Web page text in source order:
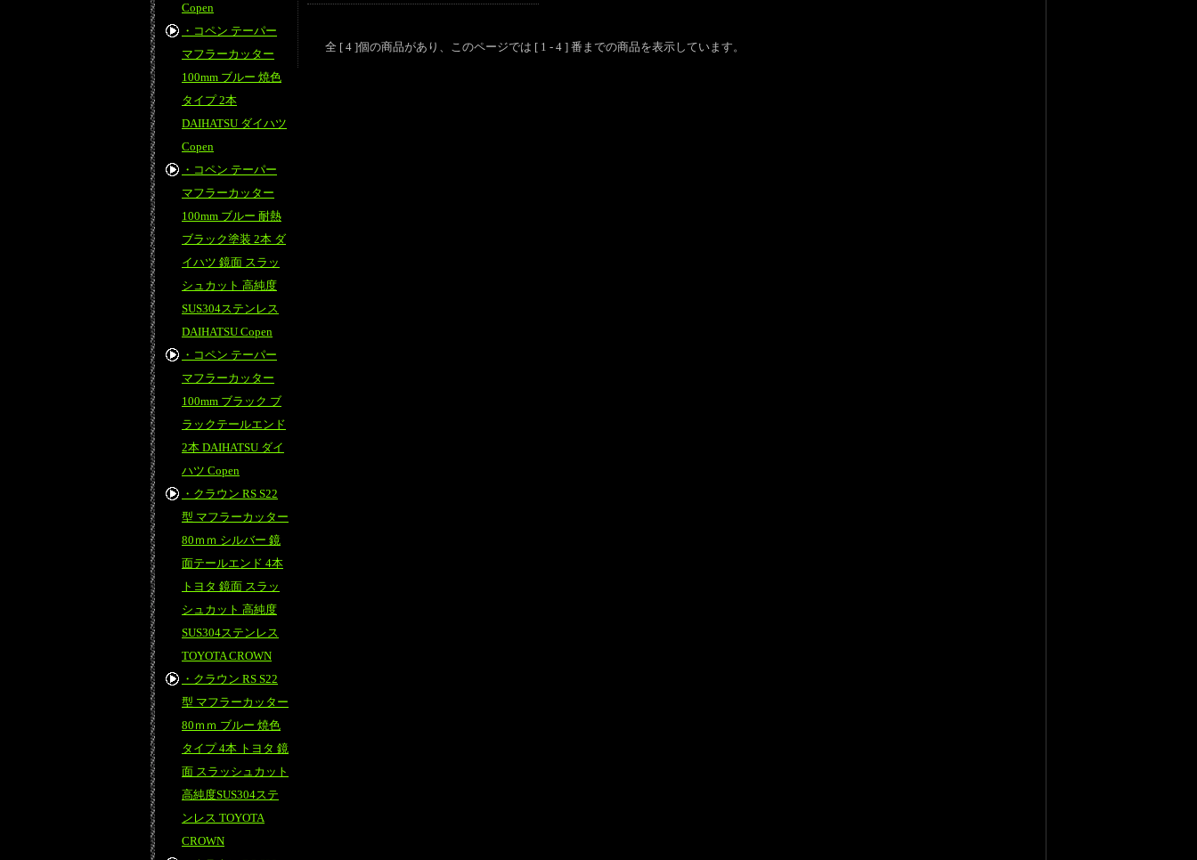
Copen
・コペン テーパー
マフラーカッター
100mm ブルー 焼色
タイプ 2本
DAIHATSU ダイハツ
Copen
・コペン テーパー
マフラーカッター
100mm ブルー 耐熱
ブラック塗装 2本 ダ
イハツ 鏡面 スラッ
シュカット 高純度
SUS304ステンレス
DAIHATSU Copen
・コペン テーパー
マフラーカッター
100mm ブラック ブ
ラックテールエンド
2本 DAIHATSU ダイ
ハツ Copen
・クラウン RS S22
型 マフラーカッター
80ｍｍ シルバー 鏡
面テールエンド 4本
トヨタ 鏡面 スラッ
シュカット 高純度
SUS304ステンレス
TOYOTA CROWN
・クラウン RS S22
型 マフラーカッター
80ｍｍ ブルー 焼色
タイプ 4本 トヨタ 鏡
面 スラッシュカット
高純度SUS304ステ
ンレス TOYOTA
CROWN
全 [ 4 ]個の商品があり、このページでは [ 1 - 4 ] 番までの商品を表示しています。